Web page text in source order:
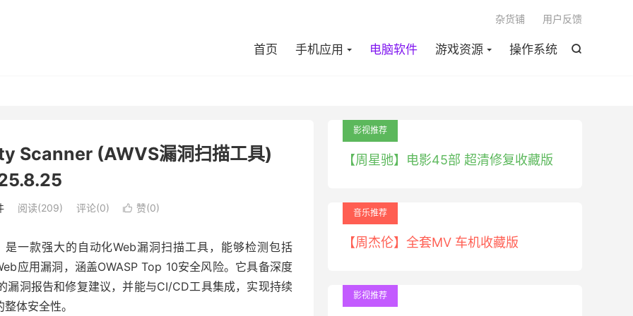

首页 手机应用 电脑软件 游戏资源 操作系统
杂货铺 用户反馈
Scanner (AWVS漏洞扫描工具)
阅读(209) 评论(0)  赞(0)
一款强大的自动化Web漏洞扫描工具，能够检测包括
应用漏洞，涵盖OWASP Top 10安全风险。它具备深度
洞报告和修复建议，并能与CI/CD工具集成，实现持续
体安全性。
影视推荐
【周星驰】电影45部 超清修复收藏版
音乐推荐
【周杰伦】全套MV 车机收藏版
影视推荐